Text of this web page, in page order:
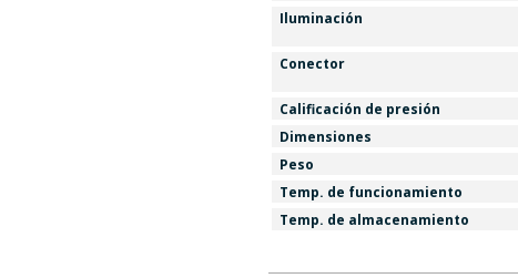
Iluminación
Conector
Calificación de presión
Dimensiones
Peso
Temp. de funcionamiento
Temp. de almacenamiento